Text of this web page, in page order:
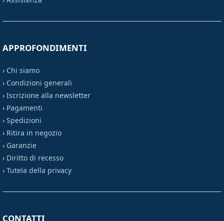
APPROFONDIMENTI
› Chi siamo
› Condizioni generali
› Iscrizione alla newsletter
› Pagamenti
› Spedizioni
› Ritira in negozio
› Garanzie
› Diritto di recesso
› Tutela della privacy
CONTATTI